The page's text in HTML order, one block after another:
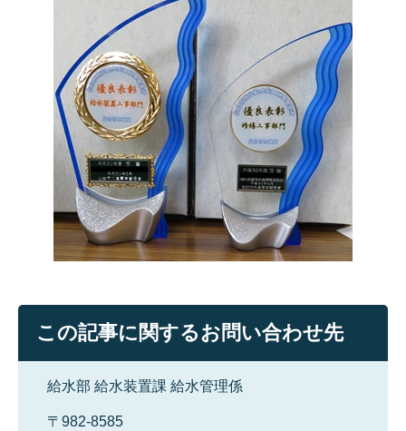
この記事に関するお問い合わせ先
給水部 給水装置課 給水管理係
〒982-8585